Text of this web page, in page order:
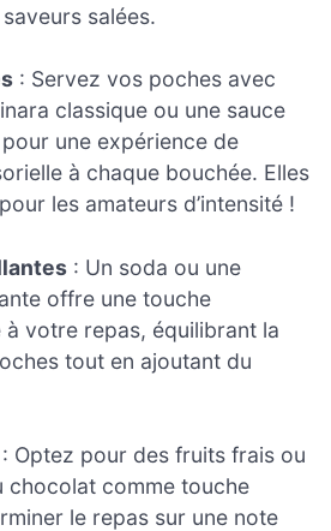
salées.
: Servez vos poches avec
classique ou une sauce
une expérience de
à chaque bouchée. Elles
les amateurs d’intensité !
: Un soda ou une
offre une touche
à votre repas, équilibrant la
tout en ajoutant du
: Optez pour des fruits frais ou
chocolat comme touche
le repas sur une note